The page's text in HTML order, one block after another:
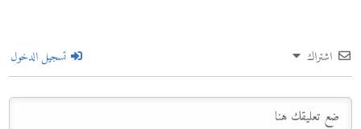
اشتراك تسجيل الدخول